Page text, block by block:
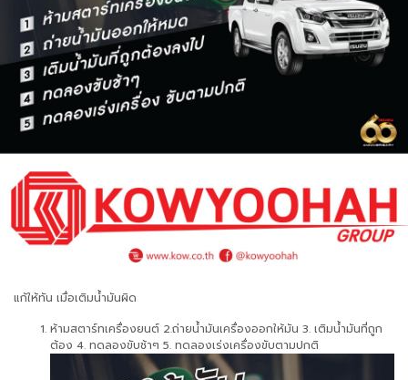
แก้ให้ทัน เมื่อเติมน้ำมันผิด
ห้ามสตาร์ทเครื่องยนต์ 2.ถ่ายน้ำมันเครื่องออกให้มัน 3. เติมน้ำมันที่ถูก
ต้อง 4. ทดลองขับช้าๆ 5. ทดลองเร่งเครื่องขับตามปกติ